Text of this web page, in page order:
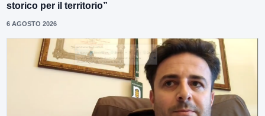
storico per il territorio”
6 AGOSTO 2026